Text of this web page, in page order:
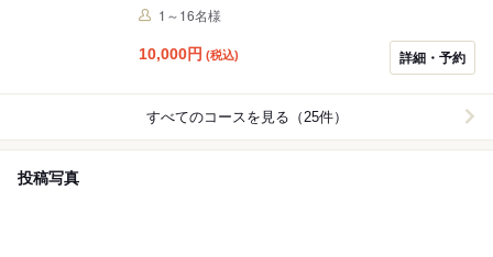
リングワインを含めむワインが5種ラインナップ。ごゆ
1～16名様
10,000円 (税込) 詳細・予約
すべてのコースを見る（25件）
投稿写真